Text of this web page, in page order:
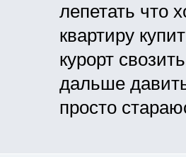
лепетать что
квартиру
курорт
дальше
просто